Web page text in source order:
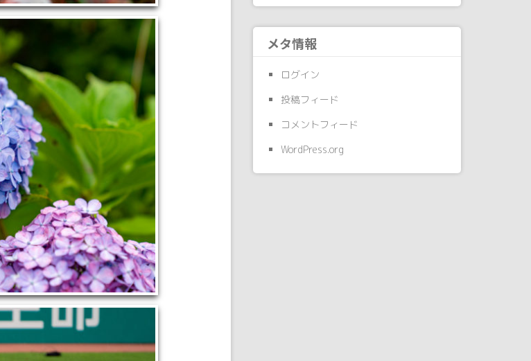
メタ情報
ログイン
投稿フィード
コメントフィード
WordPress.org